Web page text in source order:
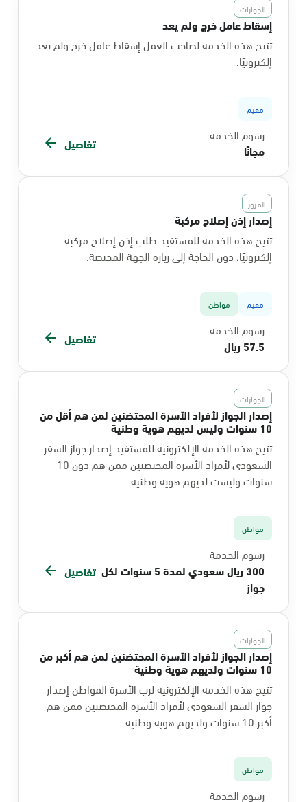
الجوازات
إسقاط عامل خرج ولم يعد
تتيح هذه الخدمة لصاحب العمل إسقاط عامل خرج ولم يعد
إلكترونيًا.
مقيم
رسوم الخدمة
مجانًا
تفاصيل
المرور
إصدار إذن إصلاح مركبة
تتيح هذه الخدمة للمستفيد طلب إذن إصلاح مركبة
إلكترونيًا، دون الحاجة إلى زيارة الجهة المختصة.
مقيم مواطن
رسوم الخدمة
57.5 ريال
تفاصيل
الجوازات
إصدار الجواز لأفراد الأسرة المحتضنين لمن هم أقل من
10 سنوات وليس لديهم هوية وطنية
تتيح هذه الخدمة الإلكترونية للمستفيد إصدار جواز السفر
السعودي لأفراد الأسرة المحتضنين ممن هم دون 10
سنوات وليست لديهم هوية وطنية.
مواطن
رسوم الخدمة
300 ريال سعودي لمدة 5 سنوات لكل
جواز
تفاصيل
الجوازات
إصدار الجواز لأفراد الأسرة المحتضنين لمن هم أكبر من
10 سنوات ولديهم هوية وطنية
تتيح هذه الخدمة الإلكترونية لرب الأسرة المواطن إصدار
جواز السفر السعودي لأفراد الأسرة المحتضنين ممن هم
أكبر 10 سنوات ولديهم هوية وطنية.
مواطن
رسوم الخدمة